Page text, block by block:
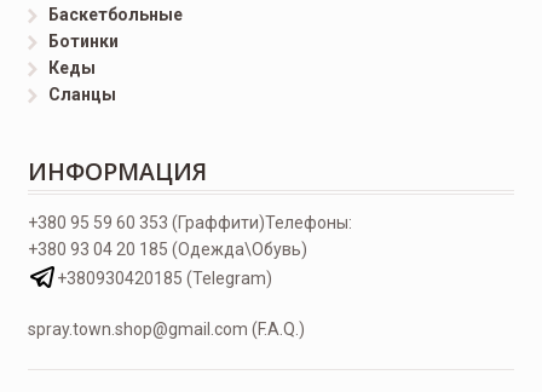
Баскетбольные
Ботинки
Кеды
Сланцы
ИНФОРМАЦИЯ
Телефоны:
+380 95 59 60 353 (Граффити)
+380 93 04 20 185 (Одежда\Обувь)
+380930420185 (Telegram)
spray.town.shop@gmail.com (F.A.Q.)